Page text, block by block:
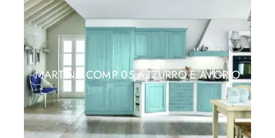
MARTINA COMP 05 AZZURRO E AVORIO